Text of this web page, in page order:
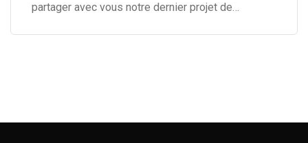
partager avec vous notre dernier projet de…